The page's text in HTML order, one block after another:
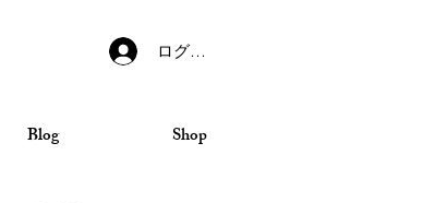
ログイン
Blog Shop